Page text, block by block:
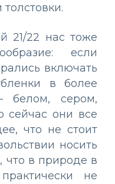
21/22 нас тоже
если
включать
в более
белом, сером,
сейчас они все
что не стоит
носить
что в природе в
не